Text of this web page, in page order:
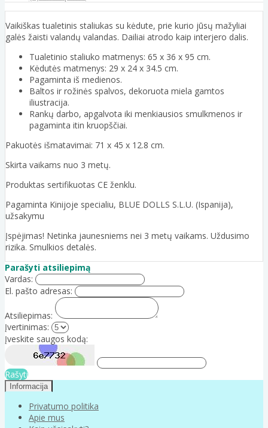
Vaikiškas tualetinis staliukas su kėdute, prie kurio jūsų mažyliai
galės žaisti valandų valandas. Dailiai atrodo kaip interjero dalis.
Tualetinio staliuko matmenys: 65 x 36 x 95 cm.
Kėdutės matmenys: 29 x 24 x 34.5 cm.
Pagaminta iš medienos.
Baltos ir rožinės spalvos, dekoruota miela gamtos
iliustracija.
Rankų darbo, apgalvota iki menkiausios smulkmenos ir
pagaminta itin kruopščiai.
Pakuotės išmatavimai: 71 x 45 x 12.8 cm.
Skirta vaikams nuo 3 metų.
Produktas sertifikuotas CE ženklu.
Pagaminta Kinijoje specialiu, BLUE DOLLS S.L.U. (Ispanija),
užsakymu
Įspėjimas! Netinka jaunesniems nei 3 metų vaikams. Uždusimo
rizika. Smulkios detalės.
Parašyti atsiliepimą
Vardas:
El. pašto adresas:
Atsiliepimas:
Įvertinimas:
Įveskite saugos kodą:
Rašyti
Informacija
Privatumo politika
Apie mus